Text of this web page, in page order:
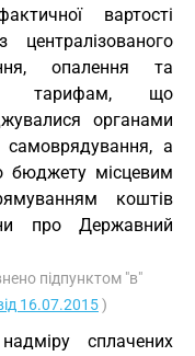
вартості
опалення та
тарифам, що
органами
а
бюджету місцевим
коштів
про Державний
підпунктом "в"
16.07.2015)
сплачених